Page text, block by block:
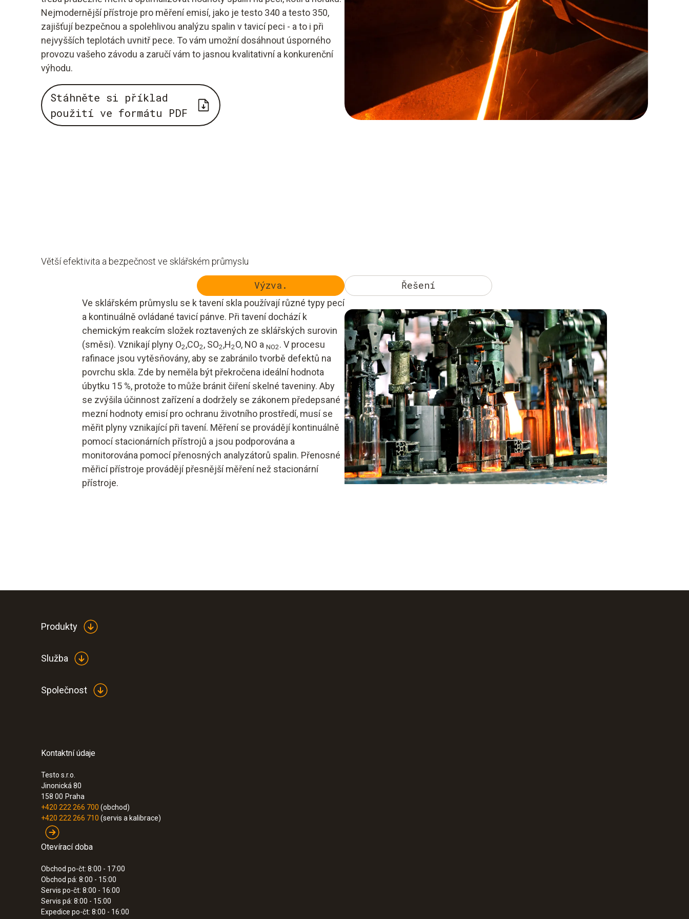
Nejmodernější přístroje pro měření emisí, jako je testo 340 a testo 350,
zajišťují bezpečnou a spolehlivou analýzu spalin v tavicí peci - a to i při
nejvyšších teplotách uvnitř pece. To vám umožní dosáhnout úsporného
provozu vašeho závodu a zaručí vám to jasnou kvalitativní a konkurenční
výhodu.
Stáhněte si příklad
použití ve formátu PDF
Větší efektivita a bezpečnost ve sklářském průmyslu
Výzva. Řešení
Ve sklářském průmyslu se k tavení skla používají různé typy pecí
a kontinuálně ovládané tavicí pánve. Při tavení dochází k
chemickým reakcím složek roztavených ze sklářských surovin
(směsi). Vznikají plyny O2,CO2, SO2,H2O, NO a NO2. V procesu
rafinace jsou vytěsňovány, aby se zabránilo tvorbě defektů na
povrchu skla. Zde by neměla být překročena ideální hodnota
úbytku 15 %, protože to může bránit čiření skelné taveniny. Aby
se zvýšila účinnost zařízení a dodržely se zákonem předepsané
mezní hodnoty emisí pro ochranu životního prostředí, musí se
měřit plyny vznikající při tavení. Měření se provádějí kontinuálně
pomocí stacionárních přístrojů a jsou podporována a
monitorována pomocí přenosných analyzátorů spalin. Přenosné
měřicí přístroje provádějí přesnější měření než stacionární
přístroje.
Produkty
Služba
Společnost
Kontaktní údaje
Testo s.r.o.
Jinonická 80
158 00 Praha
+420 222 266 700 (obchod)
+420 222 266 710 (servis a kalibrace)
Otevírací doba
Obchod po-čt: 8:00 - 17:00
Obchod pá: 8:00 - 15:00
Servis po-čt: 8:00 - 16:00
Servis pá: 8:00 - 15:00
Expedice po-čt: 8:00 - 16:00